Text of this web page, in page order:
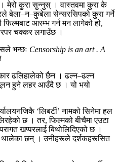
मेरो कुुरा सुन्नुस् । वास्तवमा कुरा के
बेला–न–कुबेला सेन्सरसिपको कुरा गर्ने
आरम्भ गर्न मन लागेको हो,
चक्कर लगाउँछ ।
भन्छः Censorship is an art . A
ढलिहालेको छैन । ढल्न–ढल्न
हुने लहर आउँदै छ । यो भयो
‘लिबर्टी’ नामको सिनेमा हल
छ । तर, फिल्मको बीचैमा एउटा
खप्परलाई बिथोलिदिएको छ ।
थालेका छन् । उनीहरूले दर्शकहरूसित